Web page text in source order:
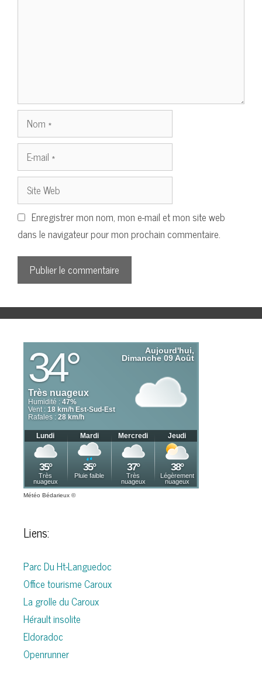
Nom
mail
Site
Web
Enregistrer mon nom, mon e-mail et mon site web
dans le navigateur pour mon prochain commentaire.
Météo Bédarieux ©
Liens:
Parc Du Ht-Languedoc
Office tourisme Caroux
La grolle du Caroux
Hérault insolite
Eldoradoc
Openrunner